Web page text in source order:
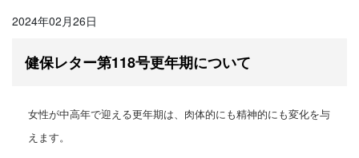
2024年02月26日
健保レター第118号更年期について
女性が中高年で迎える更年期は、肉体的にも精神的にも変化を与
えます。